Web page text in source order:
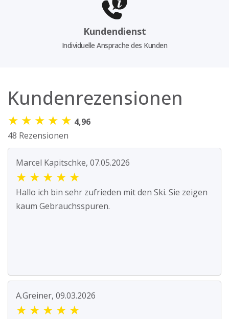
Kundendienst
Individuelle Ansprache des Kunden
Kundenrezensionen
★ ★ ★ ★ ★ 4,96
48 Rezensionen
Marcel Kapitschke, 07.05.2026
★ ★ ★ ★ ★
Hallo ich bin sehr zufrieden mit den Ski. Sie zeigen
kaum Gebrauchsspuren.
A.Greiner, 09.03.2026
★ ★ ★ ★ ★